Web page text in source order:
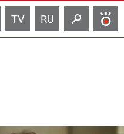
TV RU